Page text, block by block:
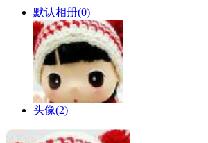
默认相册(0)
头像(2)